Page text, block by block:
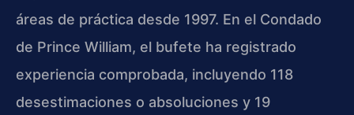
áreas de práctica desde 1997. En el Condado
de Prince William, el bufete ha registrado
experiencia comprobada, incluyendo 118
desestimaciones o absoluciones y 19